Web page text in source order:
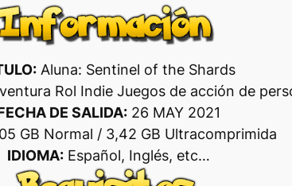
Aluna: Sentinel of the Shards
Rol Indie Juegos de acción de
DE SALIDA:26 MAY 2021
GB Normal / 3,42 GB Ultracomprimida
IDIOMA:Español, Inglés, etc…